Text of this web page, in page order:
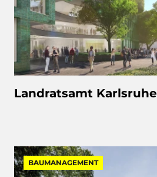
Landratsamt Karlsruhe
BAUMANAGEMENT